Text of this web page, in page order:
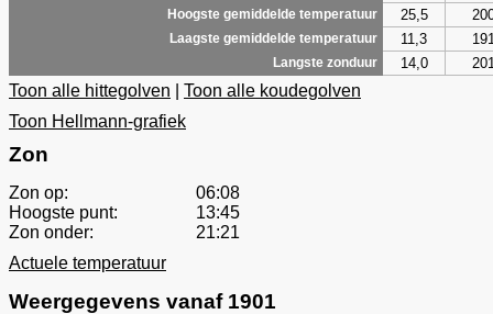
Hoogste gemiddelde temperatuur 25,5
Laagste gemiddelde temperatuur 11,3
Langste zonduur 14,0
Toon alle hittegolven
Toon alle koudegolven
Toon Hellmann-grafiek
Zon
Zon op:
06:08
Hoogste punt:
13:45
Zon onder:
21:21
Actuele temperatuur
Weergegevens vanaf 1901